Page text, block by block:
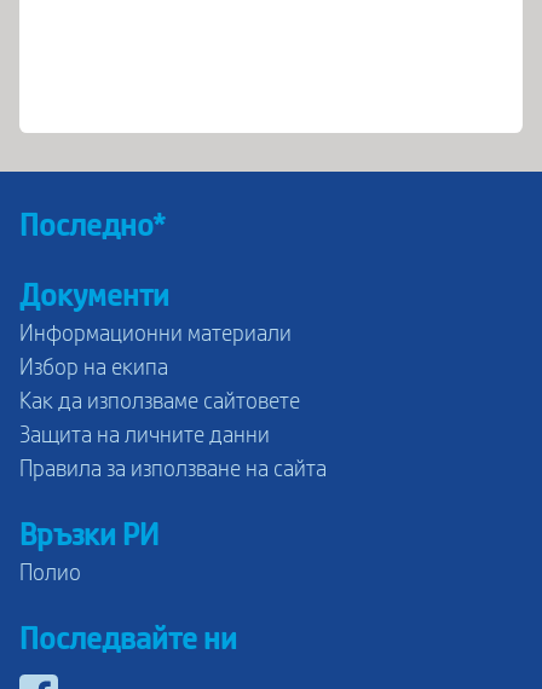
Последно*
Документи
Информационни материали
Избор на екипа
Как да използваме сайтовете
Защита на личните данни
Правила за използване на сайта
Връзки РИ
Полио
Последвайте ни